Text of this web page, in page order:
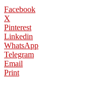
Facebook
X
Pinterest
Linkedin
WhatsApp
Telegram
Email
Print